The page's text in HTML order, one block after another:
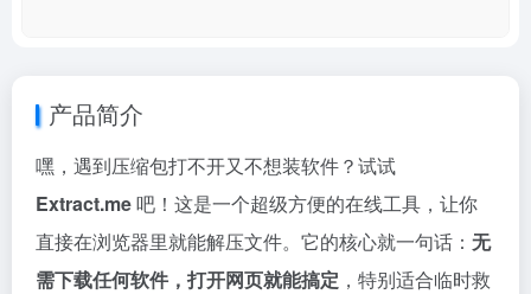
产品简介
嘿，遇到压缩包打不开又不想装软件？试试
Extract.me吧！这是一个超级方便的在线工具，让你
直接在浏览器里就能解压文件。它的核心就一句话： 无
需下载任何软件，打开网页就能搞定 ，特别适合临时救